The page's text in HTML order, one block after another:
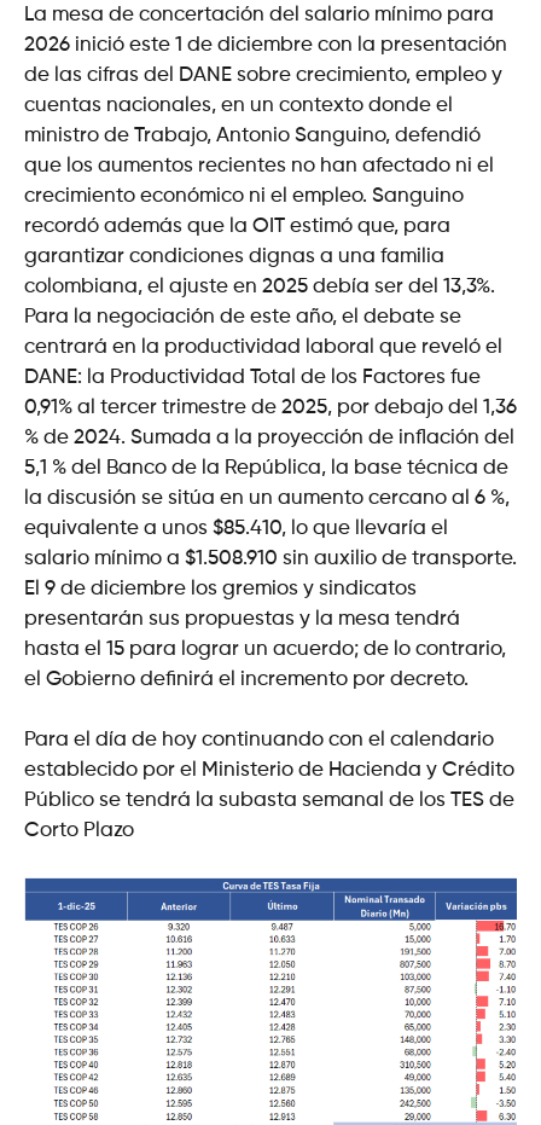
La mesa de concertación del salario mínimo para
2026 inició este 1 de diciembre con la presentación
de las cifras del DANE sobre crecimiento, empleo y
cuentas nacionales, en un contexto donde el
ministro de Trabajo, Antonio Sanguino, defendió
que los aumentos recientes no han afectado ni el
crecimiento económico ni el empleo. Sanguino
recordó además que la OIT estimó que, para
garantizar condiciones dignas a una familia
colombiana, el ajuste en 2025 debía ser del 13,3%.
Para la negociación de este año, el debate se
centrará en la productividad laboral que reveló el
DANE: la Productividad Total de los Factores fue
0,91% al tercer trimestre de 2025, por debajo del 1,36
% de 2024. Sumada a la proyección de inflación del
5,1 % del Banco de la República, la base técnica de
la discusión se sitúa en un aumento cercano al 6 %,
equivalente a unos $85.410, lo que llevaría el
salario mínimo a $1.508.910 sin auxilio de transporte.
El 9 de diciembre los gremios y sindicatos
presentarán sus propuestas y la mesa tendrá
hasta el 15 para lograr un acuerdo; de lo contrario,
el Gobierno definirá el incremento por decreto.
Para el día de hoy continuando con el calendario
establecido por el Ministerio de Hacienda y Crédito
Público se tendrá la subasta semanal de los TES de
Corto Plazo